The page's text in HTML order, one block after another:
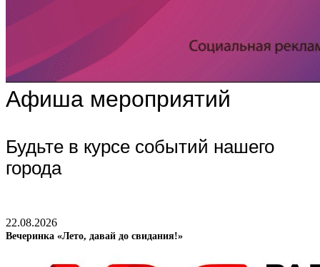
Афиша мероприятий
Будьте в курсе событий нашего
города
22.08.2026
Вечеринка «Лето, давай до свидания!»